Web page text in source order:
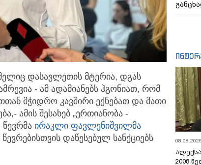
დასავლეთის მტერია, დგას
- ამ ადამიანებს ჰგონიათ, რომ
მჭიდრო კავშირი ექნებათ და მათი
ამის შესახებ „ერთიანობა -
ირაკლი ფავლენიშვილმა
დაწესებულ სანქციებს
2008